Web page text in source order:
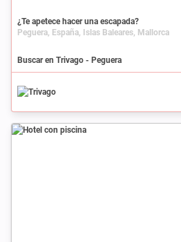
¿Te apetece hacer una escapada?
Peguera, España, Islas Baleares, Mallorca
Buscar en Trivago - Peguera